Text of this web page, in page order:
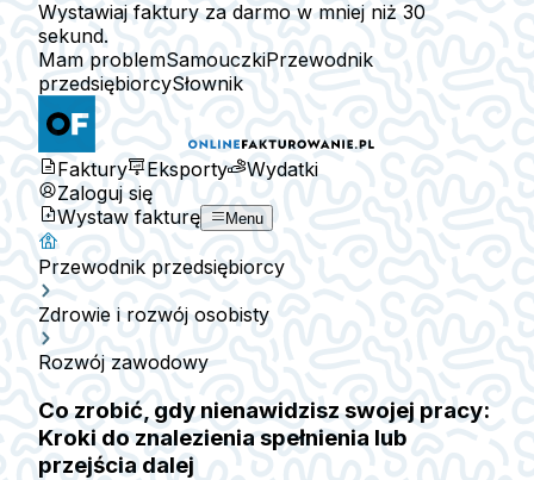
Wystawiaj faktury za darmo w mniej niż 30
sekund.
Mam problemSamouczkiPrzewodnik
przedsiębiorcySłownik
Faktury Eksporty
Wydatki
Zaloguj się
Wystaw fakturę
Menu
Przewodnik przedsiębiorcy
Zdrowie i rozwój osobisty
Rozwój zawodowy
Co zrobić, gdy nienawidzisz swojej pracy:
Kroki do znalezienia spełnienia lub
przejścia dalej